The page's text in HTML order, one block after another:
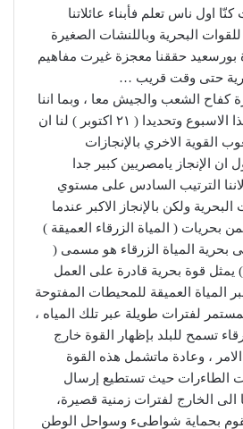
اول ناس تعلم فأبناء عائلاتنا
البحرية وباللنشات الصغيرة
بورسعيد حققنا معجزة غيرت مفاهيم
حتى وقت قريب …
كفاح الشعب والجيش معا ، وبما اننا
نحتفل بقواتنا البحرية هذا الاسبوع وتحديدا ( ٢١ اكتوبر ) لنا ان
القوية الاخري بالإنجازات
ان الإنجاز يامصريين كبير جدا
الترتيب السادس على مستوي
ولكن بالإنجاز الاكبر عندما
بحريات ( المياة الزرقاء العميقة )
بحرية المياة الزرقاء هو مسمى (
قوة بحرية قادرة على العمل
المياة العميقة للمحيطات المفتوحة
لفترات طويلة عبر تلك المياه ،
تسمح للبلد بإظهار القوة خارج
الامر ، وعادة ماتشمل هذه القوة
الطاءرات حيث تستطيع إرسال
الخارج لفترات زمنية قصيرة،
تقوم بحماية شواطىء وسواحل الوطن